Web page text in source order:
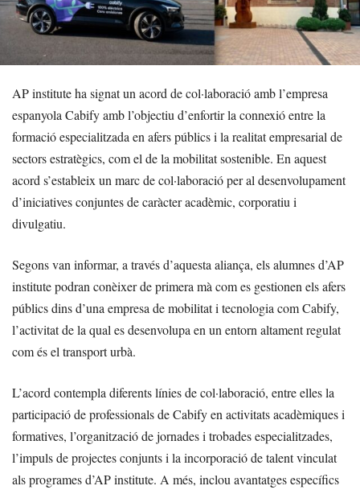
AP institute ha signat un acord de col·laboració amb l’empresa
espanyola Cabify amb l’objectiu d’enfortir la connexió entre la
formació especialitzada en afers públics i la realitat empresarial de
sectors estratègics, com el de la mobilitat sostenible. En aquest
acord s’estableix un marc de col·laboració per al desenvolupament
d’iniciatives conjuntes de caràcter acadèmic, corporatiu i
divulgatiu.
Segons van informar, a través d’aquesta aliança, els alumnes d’AP
institute podran conèixer de primera mà com es gestionen els afers
públics dins d’una empresa de mobilitat i tecnologia com Cabify,
l’activitat de la qual es desenvolupa en un entorn altament regulat
com és el transport urbà.
L’acord contempla diferents línies de col·laboració, entre elles la
participació de professionals de Cabify en activitats acadèmiques i
formatives, l’organització de jornades i trobades especialitzades,
l’impuls de projectes conjunts i la incorporació de talent vinculat
als programes d’AP institute. A més, inclou avantatges específics